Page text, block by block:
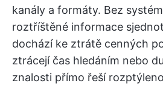
kanály a formáty. Bez
roztříštěné informace
dochází ke ztrátě cenných
ztrácejí čas hledáním nebo
znalosti přímo řeší